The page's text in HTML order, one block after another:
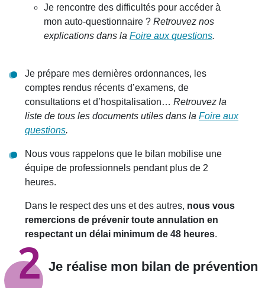
Je rencontre des difficultés pour accéder à
mon auto-questionnaire ? Retrouvez nos
explications dans la Foire aux questions.
Je prépare mes dernières ordonnances, les
comptes rendus récents d’examens, de
consultations et d’hospitalisation… Retrouvez la
liste de tous les documents utiles dans la Foire aux
questions.
Nous vous rappelons que le bilan mobilise une
équipe de professionnels pendant plus de 2
heures.
Dans le respect des uns et des autres, nous vous
remercions de prévenir toute annulation en
respectant un délai minimum de 48 heures.
Je réalise mon bilan de prévention
2